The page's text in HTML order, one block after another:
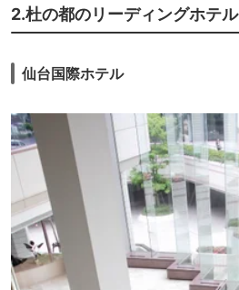
2.杜の都のリーディングホテル
仙台国際ホテル